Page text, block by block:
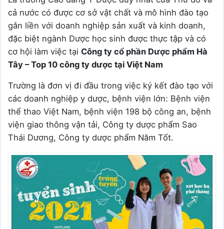
cả nước có được cơ sở vật chất và mô hình đào tạo
gắn liền với doanh nghiệp sản xuất và kinh doanh,
đặc biệt ngành Dược học sinh được thực tập và có
cơ hội làm việc tại Công ty cổ phần Dược phẩm Hà
Tây – Top 10 công ty dược tại Việt Nam
Trường là đơn vị đi đầu trong việc ký kết đào tạo với
các doanh nghiệp y dược, bệnh viện lớn: Bệnh viện
thể thao Việt Nam, bệnh viện 198 bộ công an, bệnh
viện giao thông vận tải, Công ty dược phẩm Sao
Thái Dương, Công ty dược phẩm Năm Tốt.